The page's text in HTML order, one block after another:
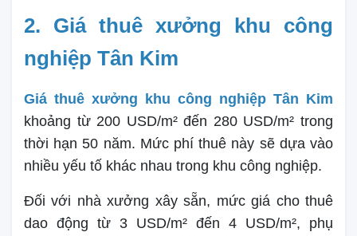
2. Giá thuê xưởng khu công
nghiệp Tân Kim
Giá thuê xưởng khu công nghiệp Tân Kim
khoảng từ 200 USD/m² đến 280 USD/m² trong
thời hạn 50 năm. Mức phí thuê này sẽ dựa vào
nhiều yếu tố khác nhau trong khu công nghiệp.
Đối với nhà xưởng xây sẵn, mức giá cho thuê
dao động từ 3 USD/m² đến 4 USD/m², phụ